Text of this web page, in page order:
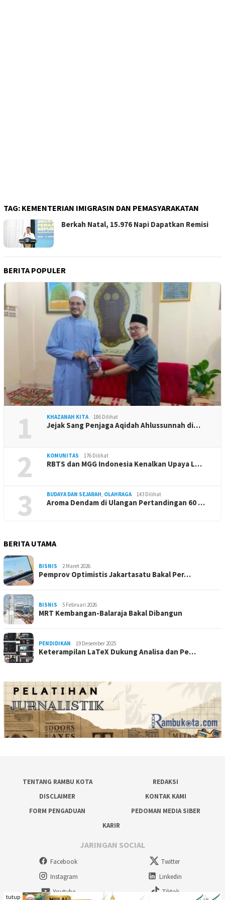
TAG: KEMENTERIAN IMIGRASIN DAN PEMASYARAKATAN
Berkah Natal, 15.976 Napi Dapatkan Remisi
BERITA POPULER
1 KHAZANAH KITA 186 Dilihat
Jejak Sang Penjaga Aqidah Ahlussunnah di…
2 KOMUNITAS 176 Dilihat
RBTS dan MGG Indonesia Kenalkan Upaya L…
3 BUDAYA DAN SEJARAH, OLAHRAGA 143 Dilihat
Aroma Dendam di Ulangan Pertandingan 60 …
BERITA UTAMA
BISNIS 2 Maret 2026
Pemprov Optimistis Jakartasatu Bakal Per…
BISNIS 5 Februari 2026
MRT Kembangan-Balaraja Bakal Dibangun
PENDIDIKAN 19 Desember 2025
Keterampilan LaTeX Dukung Analisa dan Pe…
TENTANG RAMBU KOTA
REDAKSI
DISCLAIMER
KONTAK KAMI
FORM PENGADUAN
PEDOMAN MEDIA SIBER
KARIR
JARINGAN SOCIAL
Facebook
Twitter
Instagram
Linkedin
Youtube
Tiktok
tutup